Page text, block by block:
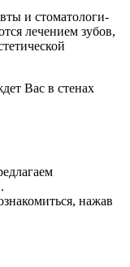
и стоматологи-
лечением зубов,
Вас в стенах
нажав